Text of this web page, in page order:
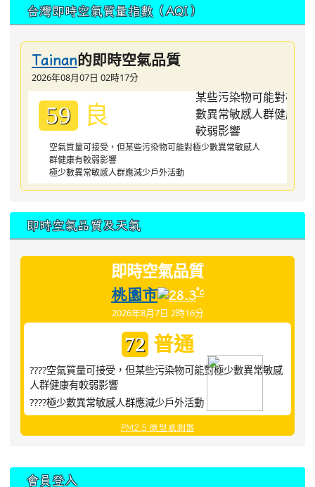
台灣即時空氣質量指數（AQI）
Tainan的即時空氣品質
2026年08月07日 02時17分
59 良
空氣質量可接受，但某些污染物可能對極少數異常敏感人
群健康有較弱影響
極少數異常敏感人群應減少戶外活動
即時空氣品質及天氣
即時空氣品質
桃園市 28.3°c
2026年8月7日 2時16分
72 普通
????空氣質量可接受，但某些污染物可能對極少數異常敏感
人群健康有較弱影響
????極少數異常敏感人群應減少戶外活動
PM2.5 微型感測器
會員登入